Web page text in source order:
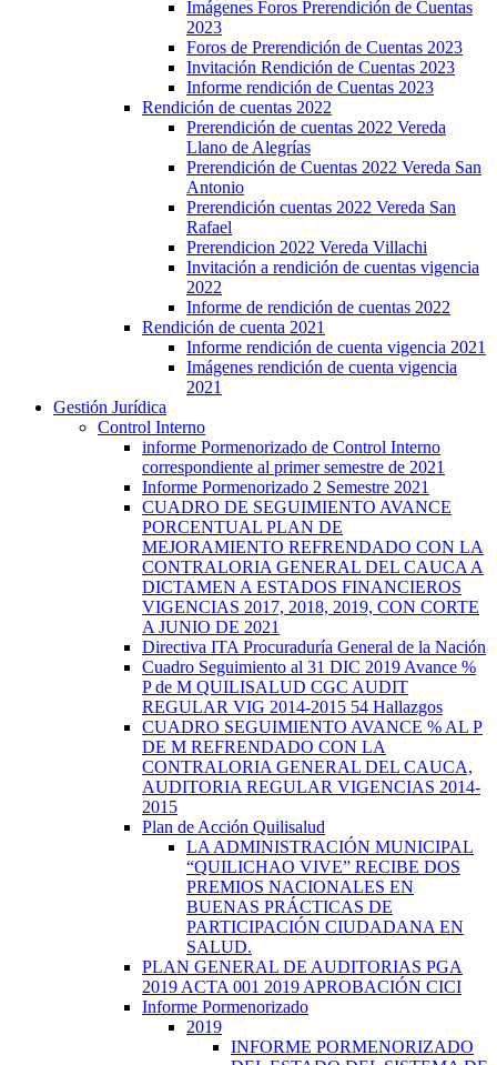
Imágenes Foros Prerendición de Cuentas
2023
Foros de Prerendición de Cuentas 2023
Invitación Rendición de Cuentas 2023
Informe rendición de Cuentas 2023
Rendición de cuentas 2022
Prerendición de cuentas 2022 Vereda
Llano de Alegrías
Prerendición de Cuentas 2022 Vereda San
Antonio
Prerendición cuentas 2022 Vereda San
Rafael
Prerendicion 2022 Vereda Villachi
Invitación a rendición de cuentas vigencia
2022
Informe de rendición de cuentas 2022
Rendición de cuenta 2021
Informe rendición de cuenta vigencia 2021
Imágenes rendición de cuenta vigencia
2021
Gestión Jurídica
Control Interno
informe Pormenorizado de Control Interno
correspondiente al primer semestre de 2021
Informe Pormenorizado 2 Semestre 2021
CUADRO DE SEGUIMIENTO AVANCE
PORCENTUAL PLAN DE
MEJORAMIENTO REFRENDADO CON LA
CONTRALORIA GENERAL DEL CAUCA A
DICTAMEN A ESTADOS FINANCIEROS
VIGENCIAS 2017, 2018, 2019, CON CORTE
A JUNIO DE 2021
Directiva ITA Procuraduría General de la Nación
Cuadro Seguimiento al 31 DIC 2019 Avance %
P de M QUILISALUD CGC AUDIT
REGULAR VIG 2014-2015 54 Hallazgos
CUADRO SEGUIMIENTO AVANCE % AL P
DE M REFRENDADO CON LA
CONTRALORIA GENERAL DEL CAUCA,
AUDITORIA REGULAR VIGENCIAS 2014-
2015
Plan de Acción Quilisalud
LA ADMINISTRACIÓN MUNICIPAL
“QUILICHAO VIVE” RECIBE DOS
PREMIOS NACIONALES EN
BUENAS PRÁCTICAS DE
PARTICIPACIÓN CIUDADANA EN
SALUD.
PLAN GENERAL DE AUDITORIAS PGA
2019 ACTA 001 2019 APROBACIÓN CICI
Informe Pormenorizado
2019
INFORME PORMENORIZADO